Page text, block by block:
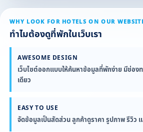
WHY LOOK FOR HOTELS ON OUR
ทำไมต้องดูที่พักในเว็บเรา
AWESOME DESIGN
เว็บไซต์ออกแบบให้ค้นหาข้อมูลที่พักง่าย มีช่อง
เดียว
EASY TO USE
จัดข้อมูลเป็นสัดส่วน ลูกค้าดูราคา รูปภาพ รีวิว